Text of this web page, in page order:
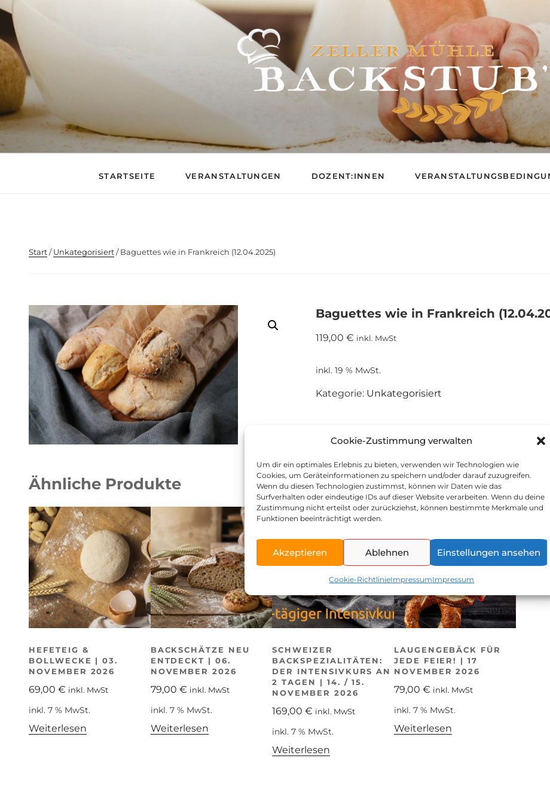
Cookie-Zustimmung verwalten
Um dir ein optimales Erlebnis zu bieten, verwenden wir Technologien wie
Cookies, um Geräteinformationen zu speichern und/oder darauf zuzugreifen.
Wenn du diesen Technologien zustimmst, können wir Daten wie das
Surfverhalten oder eindeutige IDs auf dieser Website verarbeiten. Wenn du deine
Zustimmung nicht erteilst oder zurückziehst, können bestimmte Merkmale und
Funktionen beeinträchtigt werden.
Akzeptieren Ablehnen Einstellungen ansehen
Cookie-RichtlinieImpressumImpressum
BACKSTUB – DIE BACKSCHULE DER
STARTSEITE VERANSTALTUNGEN DOZENT:INNEN
Start/Unkategorisiert/ Baguettes wie in Frankreich (12.04.2025)
Baguettes wie in Frankreich
119,00€ inkl. MwSt
inkl. 19 % MwSt.
Kategorie: Unkategorisiert
Ähnliche Produkte
HEFETEIG &
BOLLWECKE | 03.
NOVEMBER 2026
69,00 € inkl. MwSt
inkl. 7 % MwSt.
Weiterlesen
BACKSCHÄTZE NEU
ENTDECKT | 06.
NOVEMBER 2026
79,00 € inkl. MwSt
inkl. 7 % MwSt.
Weiterlesen
SCHWEIZER
BACKSPEZIALITÄTEN:
DER INTENSIVKURS AN
2 TAGEN | 14. / 15.
NOVEMBER 2026
169,00€ inkl. MwSt
inkl. 7 % MwSt.
Weiterlesen
LAUGENGEBÄCK FÜR
JEDE FEIER! | 17
NOVEMBER 2026
79,00 € inkl. MwSt
inkl. 7 % MwSt.
Weiterlesen